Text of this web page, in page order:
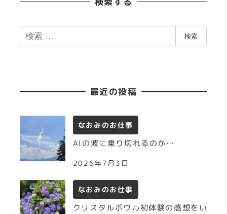
検
索
検索
最近の投稿
なおみのお仕事
AIの波に乗り切れるのか…
2026年7月3日
なおみのお仕事
クリスタルボウル初体験の感想をい